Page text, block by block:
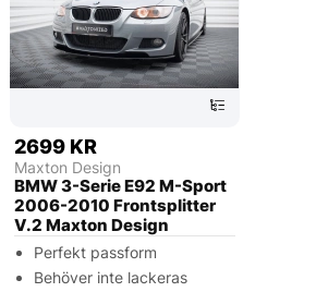
2699 KR
Maxton Design
BMW 3-Serie E92 M-Sport
2006-2010 Frontsplitter
V.2 Maxton Design
Perfekt passform
Behöver inte lackeras